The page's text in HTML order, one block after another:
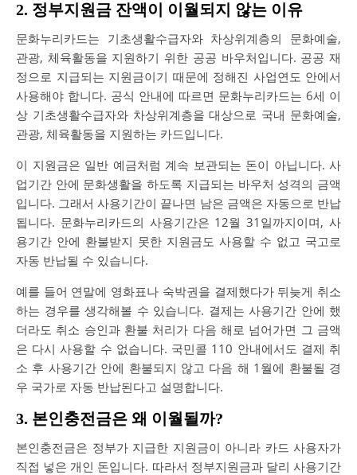
2. 정부지원금 잔액이 이월되지 않는 이유
문화누리카드는 기초생활수급자와 차상위계층의 문화예술,
관광, 체육활동을 지원하기 위한 공공 바우처입니다. 공공 재
정으로 지급되는 지원금이기 때문에 정해진 사업연도 안에서
사용해야 합니다. 공식 안내에 따르면 문화누리카드는 6세 이
상 기초생활수급자와 차상위계층을 대상으로 국내 문화예술,
관광, 체육활동을 지원하는 카드입니다.
이 지원금은 일반 예금처럼 계속 보관되는 돈이 아닙니다. 사
업기간 안에 문화생활을 하도록 지급되는 바우처 성격의 금액
입니다. 그래서 사용기간이 끝나면 남은 금액은 자동으로 반납
됩니다. 문화누리카드의 사용기간은 12월 31일까지이며, 사
용기간 안에 환불받지 못한 지원금도 사용할 수 없고 국고로
자동 반납될 수 있습니다.
예를 들어 연말에 영화표나 숙박권을 결제했다가 뒤늦게 취소
하는 경우를 생각해볼 수 있습니다. 결제는 사용기간 안에 했
더라도 취소 승인과 환불 처리가 다음 해로 넘어가면 그 금액
은 다시 사용할 수 없습니다. 국민콜 110 안내에서도 결제 취
소 후 사용기간 안에 환불되지 않고 다음 해 1월에 환불될 경
우 국가로 자동 반납된다고 설명합니다.
3. 본인충전금은 왜 이월될까?
본인충전금은 정부가 지급한 지원금이 아니라 카드 사용자가
직접 넣은 개인 돈입니다. 따라서 정부지원금과 달리 사용기간